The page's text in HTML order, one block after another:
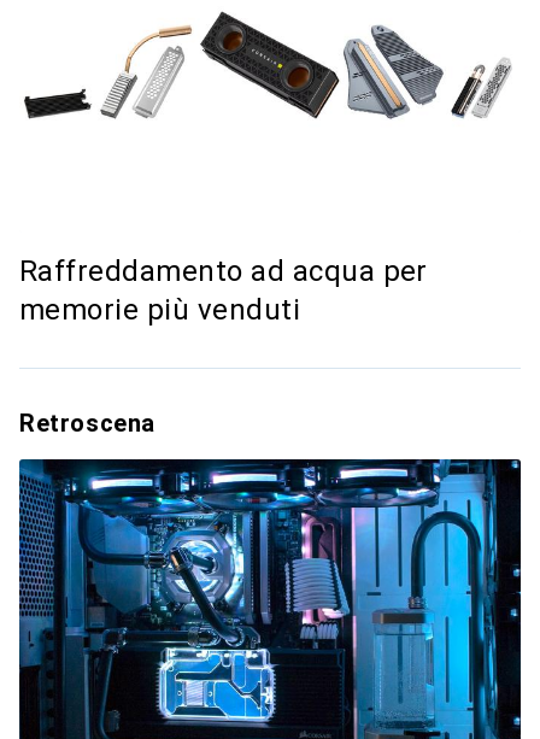
Raffreddamento ad acqua per
memorie più venduti
Retroscena